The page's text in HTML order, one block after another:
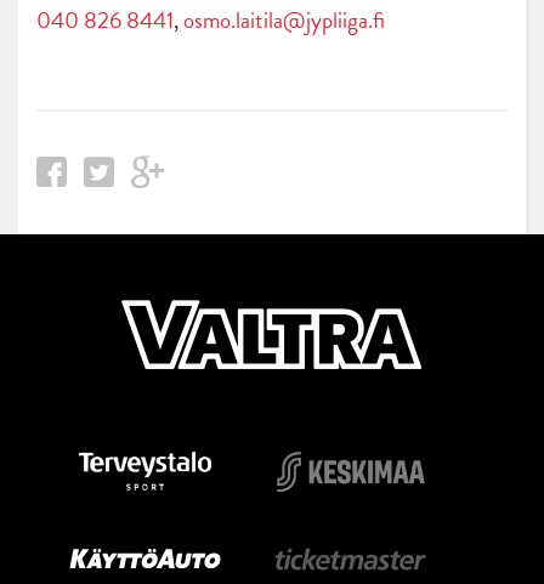
040 826 8441,osmo.laitila@jypliiga.fi